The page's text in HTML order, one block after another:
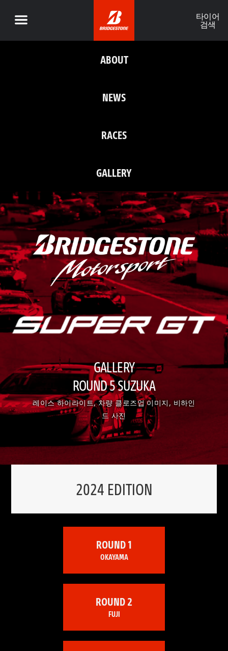
타이어
검색
ABOUT
NEWS
RACES
GALLERY
GALLERY
ROUND 5 SUZUKA
레이스 하이라이트, 차량 클로즈업 이미지, 비하인
드 사진
2024 EDITION
ROUND 1
OKAYAMA
ROUND 2
FUJI